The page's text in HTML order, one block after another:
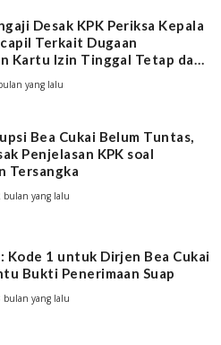
Desak KPK Periksa Kepala
Terkait Dugaan
Tetap dan
yang lalu
Bea Cukai Belum Tuntas,
Penjelasan KPK soal
Tersangka
bulan yang lalu
Kode 1 untuk Dirjen Bea Cukai
Bukti Penerimaan Suap
bulan yang lalu